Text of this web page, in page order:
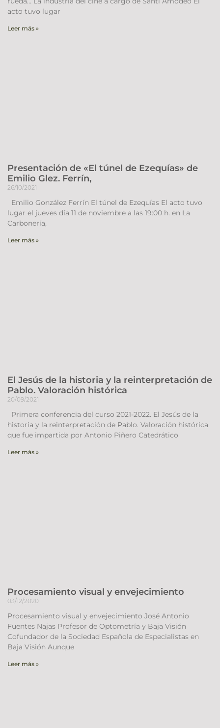
acto tuvo lugar
Leer más »
Presentación de «El túnel de Ezequías» de
Emilio Glez. Ferrín,
26/10/2021
Emilio González Ferrín El túnel de Ezequías El acto tuvo
lugar el jueves día 11 de noviembre a las 19:00 h. en La
Carbonería,
Leer más »
El Jesús de la historia y la reinterpretación de
Pablo. Valoración histórica
20/09/2021
Primera conferencia del curso 2021-2022. El Jesús de la
historia y la reinterpretación de Pablo. Valoración histórica
que fue impartida por Antonio Piñero Catedrático
Leer más »
Procesamiento visual y envejecimiento
03/12/2020
Procesamiento visual y envejecimiento José Antonio
Fuentes Najas Profesor de Optometría y Baja Visión
Cofundador de la Sociedad Española de Especialistas en
Baja Visión Aunque
Leer más »